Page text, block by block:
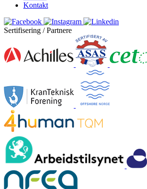
Kontakt
Sertifisering / Partnere